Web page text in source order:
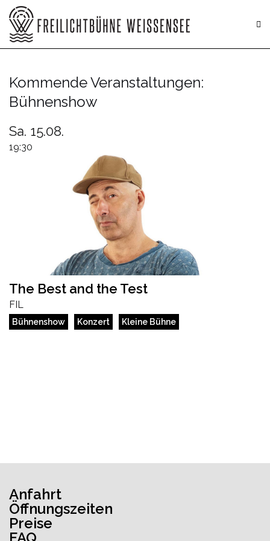
Zum
Inhalt
springen
Kommende Veranstaltungen:
Bühnenshow
Sa. 15.08.
19:30
The Best and the Test
FIL
Bühnenshow Konzert Kleine Bühne
Anfahrt
Öffnungszeiten
Preise